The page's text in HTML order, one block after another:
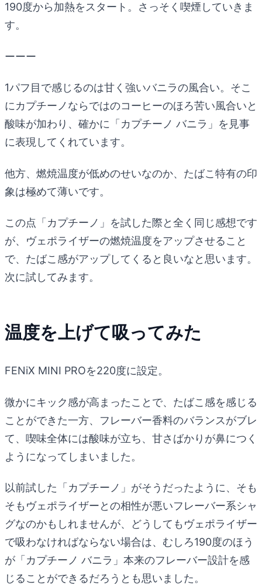
190度から加熱をスタート。さっそく喫煙していきま
す。
ーーー
1パフ目で感じるのは甘く強いバニラの風合い。そこ
にカプチーノならではのコーヒーのほろ苦い風合いと
酸味が加わり、確かに「カプチーノ バニラ」を見事
に表現してくれています。
他方、燃焼温度が低めのせいなのか、たばこ特有の印
象は極めて薄いです。
この点「カプチーノ」を試した際と全く同じ感想です
が、ヴェポライザーの燃焼温度をアップさせること
で、たばこ感がアップしてくると良いなと思います。
次に試してみます。
温度を上げて吸ってみた
FENiX MINI PROを220度に設定。
微かにキック感が高まったことで、たばこ感を感じる
ことができた一方、フレーバー香料のバランスがブレ
て、喫味全体には酸味が立ち、甘さばかりが鼻につく
ようになってしまいました。
以前試した「カプチーノ」がそうだったように、そも
そもヴェポライザーとの相性が悪いフレーバー系シャ
グなのかもしれませんが、どうしてもヴェポライザー
で吸わなければならない場合は、むしろ190度のほう
が「カプチーノ バニラ」本来のフレーバー設計を感
じることができるだろうとも思いました。